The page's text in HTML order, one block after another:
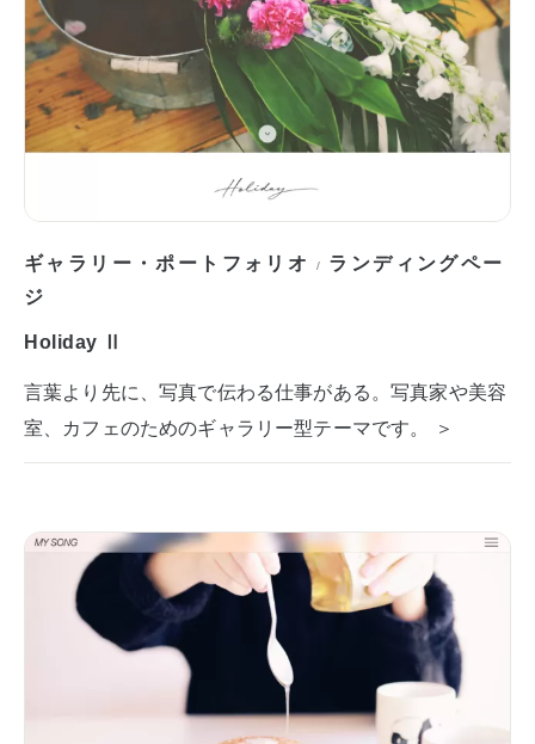
ギャラリー・ポートフォリオ / ランディングペー
ジ
Holiday Ⅱ
言葉より先に、写真で伝わる仕事がある。写真家や美容
室、カフェのためのギャラリー型テーマです。 ＞